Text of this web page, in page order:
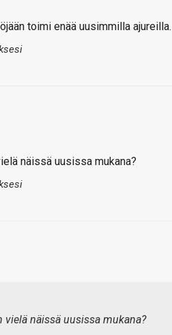
toimi enää uusimmilla ajureilla.
näissä uusissa mukana?
vielä näissä uusissa mukana?